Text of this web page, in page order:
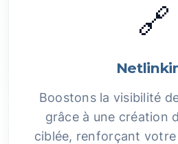
🔗
Boostons la visibilité
grâce à une création
ciblée, renforçant